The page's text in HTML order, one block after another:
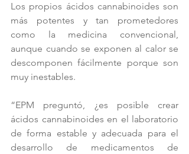
Los propios ácidos cannabinoides son
más potentes y tan prometedores
como la medicina convencional,
aunque cuando se exponen al calor se
descomponen fácilmente porque son
muy inestables.
“EPM preguntó, ¿es posible crear
ácidos cannabinoides en el laboratorio
de forma estable y adecuada para el
desarrollo de medicamentos de